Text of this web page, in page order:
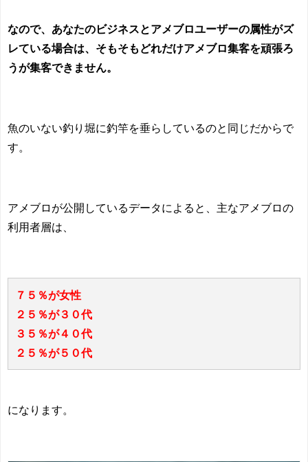
なので、あなたのビジネスとアメブロユーザーの属性がズ
レている場合は、そもそもどれだけアメブロ集客を頑張ろ
うが集客できません。
魚のいない釣り堀に釣竿を垂らしているのと同じだからで
す。
アメブロが公開しているデータによると、主なアメブロの
利用者層は、
７５％が女性
２５％が３０代
３５％が４０代
２５％が５０代
になります。